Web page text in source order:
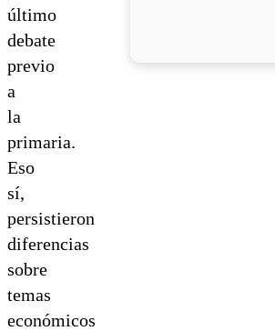
último
debate
previo
a
la
primaria.
Eso
sí,
persistieron
diferencias
sobre
temas
económicos